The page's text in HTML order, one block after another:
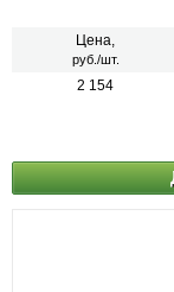
Цена,
руб./шт.
2 154